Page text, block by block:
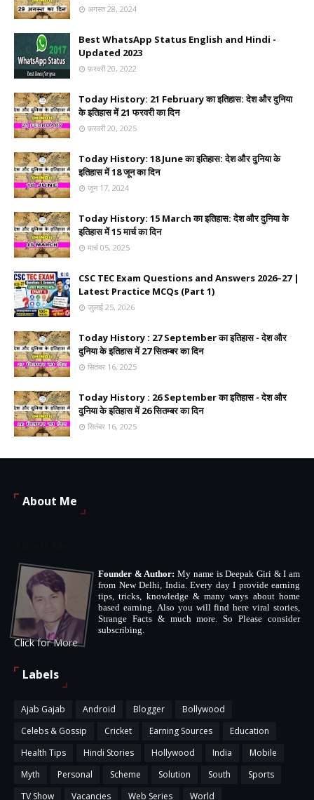
अगस्त 28, 2024
Best WhatsApp Status English and Hindi -
Updated 2023
फ़रवरी 20, 2022
Today History: 21 February का इतिहास: देश और दुनिया
के इतिहास में 21 फरवरी का दिन
फ़रवरी 20, 2025
Today History: 18 June का इतिहास: देश और दुनिया के
इतिहास में 18 जून का दिन
जून 17, 2024
Today History: 15 March का इतिहास: देश और दुनिया के
इतिहास में 15 मार्च का दिन
मार्च 05, 2025
CSC TEC Exam Questions and Answers 2026–27 |
Latest Practice MCQs (Part 1)
जुलाई 25, 2026
Today History : 27 September का इतिहास - देश और
दुनिया के इतिहास में 27 सितम्बर का दिन
सितंबर 16, 2025
Today History : 26 September का इतिहास - देश और
दुनिया के इतिहास में 26 सितम्बर का दिन
सितंबर 16, 2025
About Me
Founder & Author: My name is Deepak Giri & I am
from New Delhi, India. Every day I provide earning
tips, tricks, knowledge & many ways about home
based earning. Also you will find here viral stories,
Strange Facts & much more. So Please consider
subscribing.
Click for More
Labels
Ajab Gajab Android Blogger
Bollywood
Celebs & Gossip
Cricket Earning Sources
Education
Health Tips
Hindi Stories Hollywood India
Mobile
Myth
Personal Scheme Solution South
Sports
TV Show
Vacancies Web Series World